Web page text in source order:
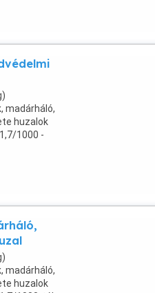
madárháló,
huzalok
1000 -
madárháló,
huzalok